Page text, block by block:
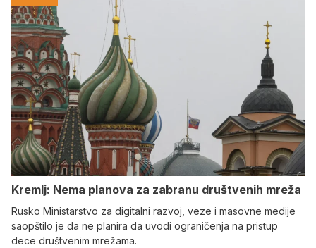
Kremlj: Nema planova za zabranu društvenih mreža
Rusko Ministarstvo za digitalni razvoj, veze i masovne medije
saopštilo je da ne planira da uvodi ograničenja na pristup
dece društvenim mrežama.